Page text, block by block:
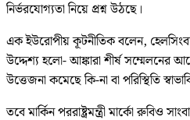
নির্ভরযোগ্যতা নিয়ে প্রশ্ন উঠছে।
এক ইউরোপীয় কূটনীতিক বলেন,
উদ্দেশ্য হলো- আঙ্কারা শীর্ষ সম্মেলনের
উত্তেজনা কমেছে কি-না বা পরিস্থিতি
তবে মার্কিন পররাষ্ট্রমন্ত্রী মার্কো রুবিও